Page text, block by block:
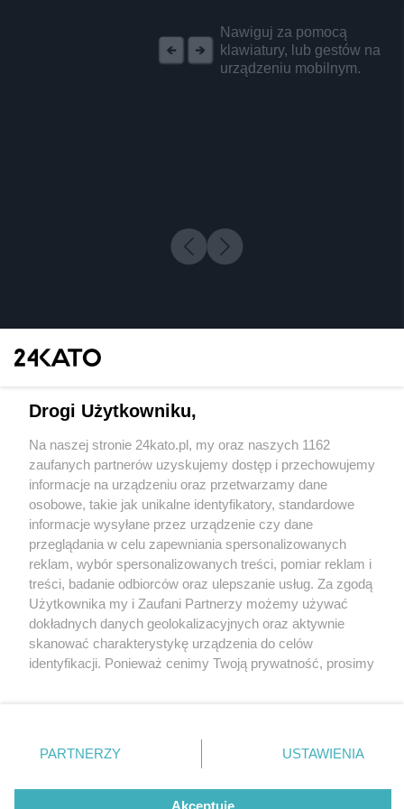
Nawiguj za pomocą
klawiatury, lub gestów na
urządzeniu mobilnym.
2 / 0
Wydawca mediów lokalnych
Nie zapomnij
zapoznać się z:
polityką prywatności regulamin korzystania z portali
Twojemiasto
Piekary Śląskie
Chorzów
Tarnowskie Góry
Gliwice
Skontakuj sięz nami
Kontakt
Wydawca
Redakcja
Drogi Użytkowniku,
Na naszej stronie 24kato.pl, my oraz naszych 1162
zaufanych partnerów uzyskujemy dostęp i przechowujemy
informacje na urządzeniu oraz przetwarzamy dane
osobowe, takie jak unikalne identyfikatory, standardowe
informacje wysyłane przez urządzenie czy dane
przeglądania w celu zapewniania spersonalizowanych
reklam, wybór spersonalizowanych treści, pomiar reklam i
treści, badanie odbiorców oraz ulepszanie usług. Za zgodą
Użytkownika my i Zaufani Partnerzy możemy używać
dokładnych danych geolokalizacyjnych oraz aktywnie
skanować charakterystykę urządzenia do celów
identyfikacji. Ponieważ cenimy Twoją prywatność, prosimy
prywatności znajdujący się w lewym dolnym rogu strony
. Niektóre rodzaje przetwarzania danych nie wymagają
zgody użytkownika, ale masz prawo sprzeciwić się
takiemu przetwarzaniu. Preferencje będą miały
PARTNERZY USTAWIENIA
Akceptuję